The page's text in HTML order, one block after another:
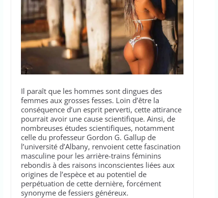
Il paraît que les hommes sont dingues des
femmes aux grosses fesses. Loin d’être la
conséquence d’un esprit perverti, cette attirance
pourrait avoir une cause scientifique. Ainsi, de
nombreuses études scientifiques, notamment
celle du professeur Gordon G. Gallup de
l’université d’Albany, renvoient cette fascination
masculine pour les arrière-trains féminins
rebondis à des raisons inconscientes liées aux
origines de l’espèce et au potentiel de
perpétuation de cette dernière, forcément
synonyme de fessiers généreux.